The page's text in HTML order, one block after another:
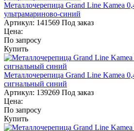
Металлочерепица Grand Line Kamea
ультрамариново-синий
Артикул: 141569 Под заказ
Цена:
По запросу
Купить
Металлочерепица Grand Line Kamea
сигнальный синий
Артикул: 139269 Под заказ
Цена:
По запросу
Купить